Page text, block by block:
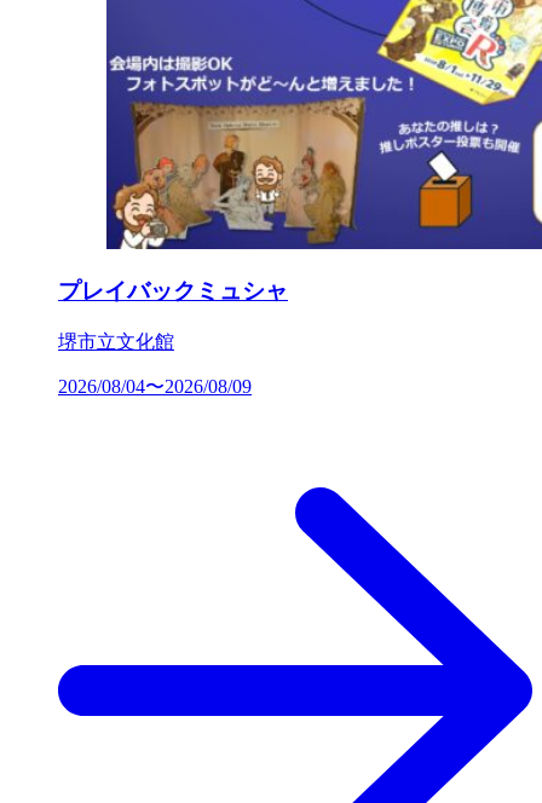
プレイバックミュシャ
堺市立文化館
2026/08/04〜2026/08/09